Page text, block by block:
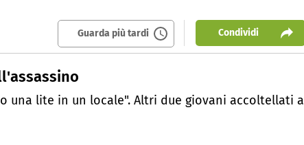
Guarda più tardi Condividi
una lite in un locale". Altri due giovani accoltellati a